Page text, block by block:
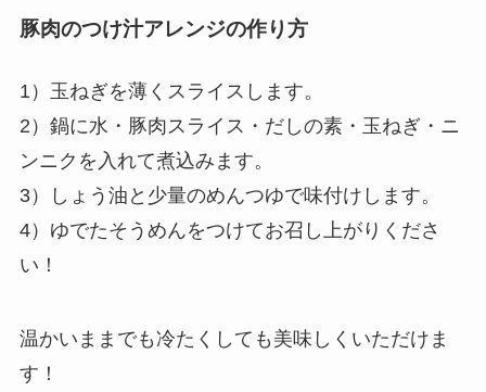
豚肉のつけ汁アレンジの作り方
1）玉ねぎを薄くスライスします。
2）鍋に水・豚肉スライス・だしの素・玉ねぎ・ニ
ンニクを入れて煮込みます。
3）しょう油と少量のめんつゆで味付けします。
4）ゆでたそうめんをつけてお召し上がりくださ
い！
温かいままでも冷たくしても美味しくいただけま
す！